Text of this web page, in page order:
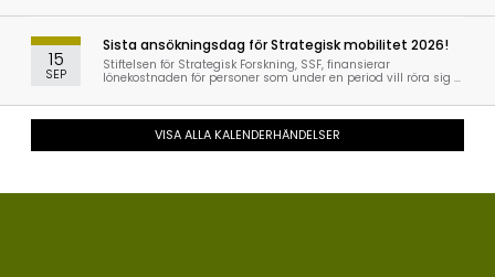
15
SEP
Sista ansökningsdag för Strategisk mobilitet 2026!
Stiftelsen för Strategisk Forskning, SSF, finansierar
lönekostnaden för personer som under en period vill röra sig …
VISA ALLA KALENDERHÄNDELSER